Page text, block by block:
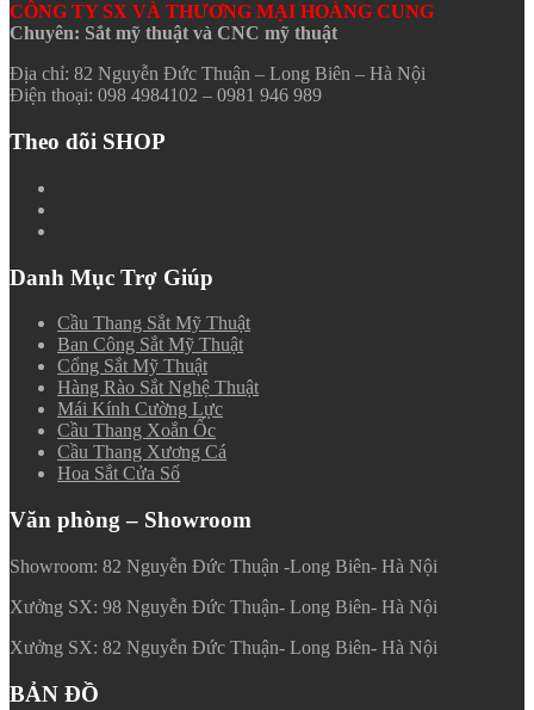
CÔNG TY SX VÀ THƯƠNG MẠI HOÀNG CUNG
Chuyên: Sắt mỹ thuật và CNC mỹ thuật
Địa chỉ: 82 Nguyễn Đức Thuận – Long Biên – Hà Nội
Điện thoại: 098 4984102 – 0981 946 989
Theo dõi SHOP
Danh Mục Trợ Giúp
Cầu Thang Sắt Mỹ Thuật
Ban Công Sắt Mỹ Thuật
Cổng Sắt Mỹ Thuật
Hàng Rào Sắt Nghệ Thuật
Mái Kính Cường Lực
Cầu Thang Xoắn Ốc
Cầu Thang Xương Cá
Hoa Sắt Cửa Sổ
Văn phòng – Showroom
Showroom: 82 Nguyễn Đức Thuận -Long Biên- Hà Nội
Xưởng SX: 98 Nguyễn Đức Thuận- Long Biên- Hà Nội
Xưởng SX: 82 Nguyễn Đức Thuận- Long Biên- Hà Nội
BẢN ĐỒ